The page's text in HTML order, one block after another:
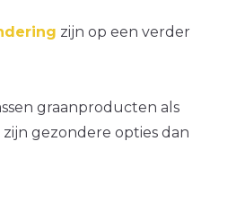
zijn op een verder
graanproducten als
gezondere opties dan